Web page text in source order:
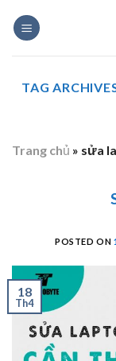
TAG
Trang chủ » sửa
POSTED ON
18
Th4